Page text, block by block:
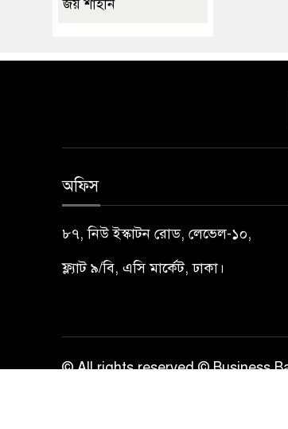
জয় শাহীন
অফিস
৮৭, নিউ ইস্কাটন রোড, লেভেল-১০,
ফ্ল্যাট ৯/বি, এসি মার্কেট, ঢাকা।
© All rights reserved © Business